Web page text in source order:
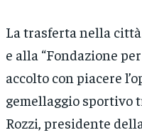
La trasferta nella
e alla “Fondazione
accolto con piacere
gemellaggio sportivo
Rozzi, presidente